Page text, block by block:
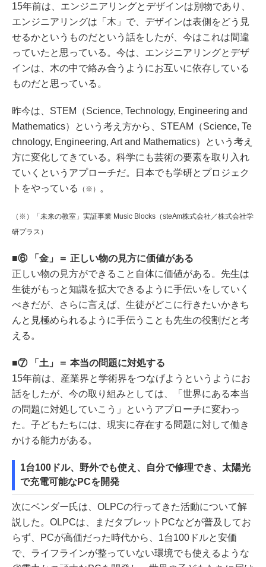
15年前は、エンジニアリングとデザインは別物であり、
エンジニアリングは「木」で、デザインは表側をどう見
せるかというものだという話をしたが、今はこれは間違
っていたと思っている。今は、エンジニアリングとデザ
インは、木の中で絡み合うようにお互いに依存している
ものだと思っている。
昨今は、STEM（Science, Technology, Engineering and
Mathematics）という考え方から、STEAM（Science, Te
chnology, Engineering, Art and Mathematics）という考え
方に変化してきている。科学にも芸術の要素を取り入れ
ていくというアプローチだ。日本でも学研とプロジェク
トをやっている
（※） 。
（※）「未来の教室」実証事業 Music Blocks（steAm株式会社／株式会社学
研プラス）
⑥ 「金」＝ 正しい物の見方に価値がある
正しい物の見方ができること自体に価値がある。先生は
生徒がもっと知識を拡大できるように手伝いをしていく
べきだが、さらに言えば、生徒がどこに行きたいかきち
んと見極められるように手伝うことも先生の役割だと考
える。
⑦ 「土」＝ 本当の問題に対処する
15年前は、産業界と学術界をつなげようというようにお
話をしたが、今の取り組みとしては、「世界にある本当
の問題に対処していこう」というアプローチに変わっ
た。子どもたちには、現実に存在する問題に対して働き
かける能力がある。
1台100ドル、野外でも使え、自分で修理でき、太陽光
で充電可能なPCを開発
次にベンダー氏は、OLPCの行ってきた活動について解
説した。OLPCは、まだタブレットPCなどが普及してお
らず、PCが高価だった時代から、1台100ドルと安価
で、ライフラインが整っていない環境でも使えるような